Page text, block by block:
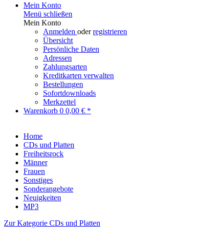
Mein Konto
Menü schließen
Mein Konto
Anmelden oderregistrieren
Übersicht
Persönliche Daten
Adressen
Zahlungsarten
Kreditkarten verwalten
Bestellungen
Sofortdownloads
Merkzettel
Warenkorb 0 0,00 € *
Home
CDs und Platten
Freiheitsrock
Männer
Frauen
Sonstiges
Sonderangebote
Neuigkeiten
MP3
Zur Kategorie CDs und Platten